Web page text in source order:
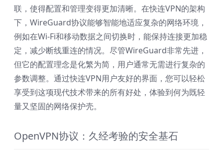
联，使得配置和管理变得更加清晰。在快连VPN的架构
下，WireGuard协议能够智能地适应复杂的网络环境，
例如在Wi-Fi和移动数据之间切换时，能保持连接更加稳
定，减少断线重连的情况。尽管WireGuard非常先进，
但它的配置理念是化繁为简，用户通常无需进行复杂的
参数调整。通过快连VPN用户友好的界面，您可以轻松
享受到这项现代技术带来的所有好处，体验到何为既轻
量又坚固的网络保护壳。
OpenVPN协议：久经考验的安全基石